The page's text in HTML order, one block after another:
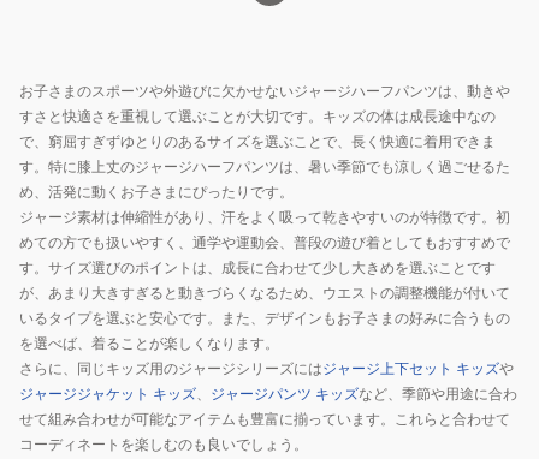
ト
レ
ー
ニ
ン
グ
シ
ョ
ー
ツ
680544
92
NVY
お子さまのスポーツや外遊びに欠かせないジャージハーフパンツは、動きや
すさと快適さを重視して選ぶことが大切です。キッズの体は成長途中なの
で、窮屈すぎずゆとりのあるサイズを選ぶことで、長く快適に着用できま
す。特に膝上丈のジャージハーフパンツは、暑い季節でも涼しく過ごせるた
め、活発に動くお子さまにぴったりです。
ジャージ素材は伸縮性があり、汗をよく吸って乾きやすいのが特徴です。初
めての方でも扱いやすく、通学や運動会、普段の遊び着としてもおすすめで
す。サイズ選びのポイントは、成長に合わせて少し大きめを選ぶことです
が、あまり大きすぎると動きづらくなるため、ウエストの調整機能が付いて
いるタイプを選ぶと安心です。また、デザインもお子さまの好みに合うもの
を選べば、着ることが楽しくなります。
さらに、同じキッズ用のジャージシリーズにはジャージ上下セット キッズや
ジャージジャケット キッズ、 ジャージパンツ キッズなど、季節や用途に合わ
せて組み合わせが可能なアイテムも豊富に揃っています。これらと合わせて
コーディネートを楽しむのも良いでしょう。